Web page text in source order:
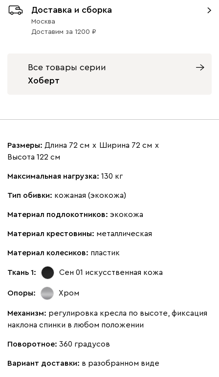
Доставка и сборка
Москва
Доставим за 1200
Все товары серии
Хоберт
Размеры: Длина 72 см х Ширина 72 см х
Высота 122 см
Максимальная нагрузка: 130 кг
Тип обивки: кожаная (экокожа)
Материал подлокотников: экокожа
Материал крестовины: металлическая
Материал колесиков: пластик
Ткань 1: Сен 01 искусственная кожа
Опоры: Хром
Механизм: регулировка кресла по высоте, фиксация
наклона спинки в любом положении
Поворотное: 360 градусов
Вариант доставки: в разобранном виде